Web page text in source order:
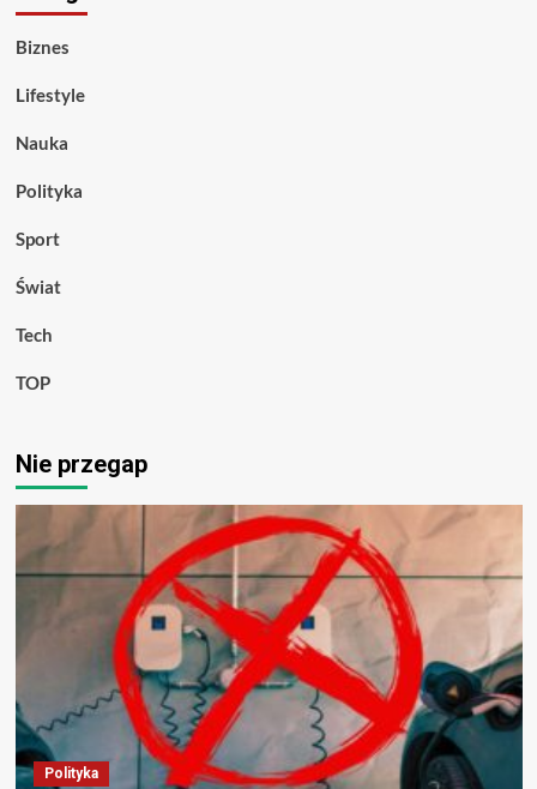
Biznes
Lifestyle
Nauka
Polityka
Sport
Świat
Tech
TOP
Nie przegap
Polityka